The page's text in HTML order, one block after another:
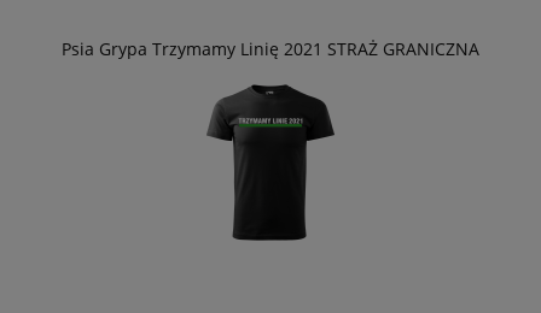
Psia Grypa Trzymamy Linię 2021 STRAŻ GRANICZNA